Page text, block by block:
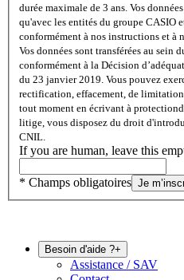
durée maximale de 3 ans. Vos
qu'avec les entités du groupe CASIO
conformément à nos instructions et
Vos données sont transférées au sein
conformément à la Décision
du 23 janvier 2019. Vous pouvez
rectification, effacement, de
tout moment en écrivant à
litige, vous disposez du droit
CNIL.
If you are human, leave this
* Champs obligatoires Je
Besoin d'aide ?+
Assistance / SAV